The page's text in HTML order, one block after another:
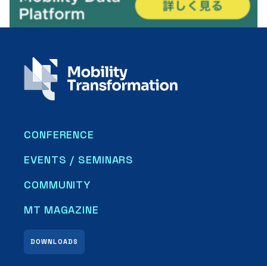
CONFERENCE
EVENTS / SEMINARS
COMMUNITY
DOWNLOADS
MT MAGAZINE